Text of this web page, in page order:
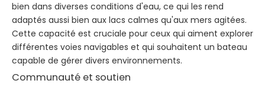
bien dans diverses conditions d'eau, ce qui les rend
adaptés aussi bien aux lacs calmes qu'aux mers agitées.
Cette capacité est cruciale pour ceux qui aiment explorer
différentes voies navigables et qui souhaitent un bateau
capable de gérer divers environnements.
Communauté et soutien